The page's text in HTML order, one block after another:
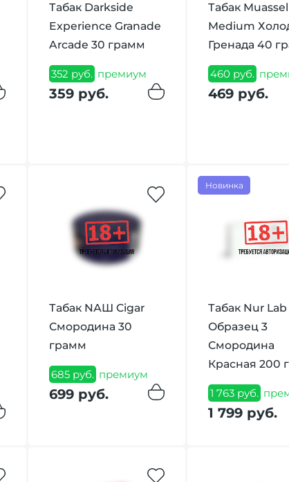
Табак Darkside
Experience Granade
Arcade 30 грамм
352 руб. премиум
359 руб.
Табак Muassel
Medium
Гренада 40
460 руб.
469 руб.
Табак NАШ Cigar
Смородина 30
грамм
685 руб. премиум
699 руб.
Новинка
Табак Nur Lab
Образец 3
Смородина
Красная 200
1 763 руб.
1 799 руб.